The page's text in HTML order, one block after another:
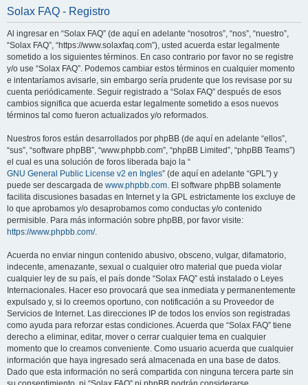
Solax FAQ - Registro
Al ingresar en “Solax FAQ” (de aquí en adelante “nosotros”, “nos”, “nuestro”,
“Solax FAQ”, “https://www.solaxfaq.com”), usted acuerda estar legalmente
sometido a los siguientes términos. En caso contrario por favor no se registre
y/o use “Solax FAQ”. Podemos cambiar estos términos en cualquier momento
e intentaríamos avisarle, sin embargo sería prudente que los revisase por su
cuenta periódicamente. Seguir registrado a “Solax FAQ” después de esos
cambios significa que acuerda estar legalmente sometido a esos nuevos
términos tal como fueron actualizados y/o reformados.
Nuestros foros están desarrollados por phpBB (de aquí en adelante “ellos”,
“sus”, “software phpBB”, “www.phpbb.com”, “phpBB Limited”, “phpBB Teams”)
el cual es una solución de foros liberada bajo la “
GNU General Public License v2 en Ingles” (de aquí en adelante “GPL”) y
puede ser descargada de www.phpbb.com. El software phpBB solamente
facilita discusiones basadas en Internet y la GPL estrictamente los excluye de
lo que aprobamos y/o desaprobamos como conductas y/o contenido
permisible. Para más información sobre phpBB, por favor visite:
https://www.phpbb.com/.
Acuerda no enviar ningun contenido abusivo, obsceno, vulgar, difamatorio,
indecente, amenazante, sexual o cualquier otro material que pueda violar
cualquier ley de su país, el país donde “Solax FAQ” está instalado o Leyes
Internacionales. Hacer eso provocará que sea inmediata y permanentemente
expulsado y, si lo creemos oportuno, con notificación a su Proveedor de
Servicios de Internet. Las direcciones IP de todos los envíos son registradas
como ayuda para reforzar estas condiciones. Acuerda que “Solax FAQ” tiene
derecho a eliminar, editar, mover o cerrar cualquier tema en cualquier
momento que lo creamos conveniente. Como usuario acuerda que cualquier
información que haya ingresado será almacenada en una base de datos.
Dado que esta información no será compartida con ninguna tercera parte sin